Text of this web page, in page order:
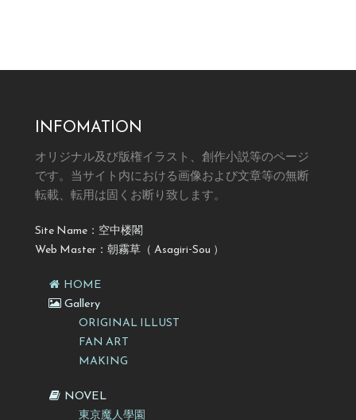
INFOMATION
オリジナル及び版権イラスト、創作小説等のページ
です。 当サイト内における画像および文章等の無断
転載、転用は固くお断り致します。
Site Name：空中楼閣
Web Master：朝霧草（ Asagiri-Sou ）
HOME
Gallery
ORIGINAL ILLUST
FAN ART
MAKING
NOVEL
東京魔人學園